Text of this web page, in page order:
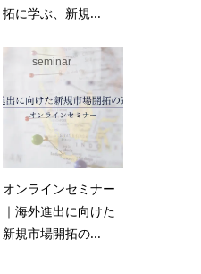
拓に学ぶ、新規...
seminar
オンラインセミナー
｜海外進出に向けた
新規市場開拓の...